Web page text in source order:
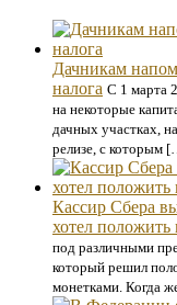
Дачникам
налога С 1 марта
на некоторые
дачных участках,
релизе, с которым
Кассир Сбера
хотел положить
под различными
который решил
монетками. Когда